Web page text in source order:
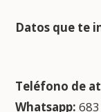
Datos que te
Teléfono de
Whatsapp: